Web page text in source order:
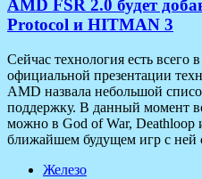
AMD FSR 2.0 будет
Protocol и HITMAN 3
Сейчас технология есть всего
официальной презентации
AMD назвала небольшой
поддержку. В данный момент
можно в God of War, Deathloop
ближайшем будущем игр с ней
Железо